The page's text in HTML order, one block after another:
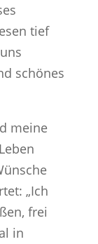
tief
schönes
meine
„Ich
frei
in